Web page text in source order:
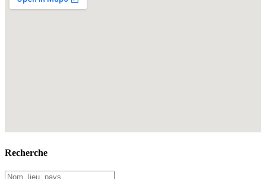
Recherche